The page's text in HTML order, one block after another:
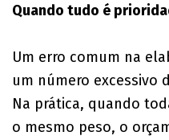
Quando tudo é
Um erro comum na
um número excessivo
Na prática, quando
o mesmo peso, o